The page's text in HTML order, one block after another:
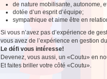
de nature mobilisante, autonome,
dotée d’un esprit d’équipe;
sympathique et aime être en
Si vous n’avez pas d’expérience de
vous avez de l’expérience en gestion
Le défi vous intéresse!
Devenez, vous aussi, un «Coutu» en
Et faites briller votre côté «Coutu».